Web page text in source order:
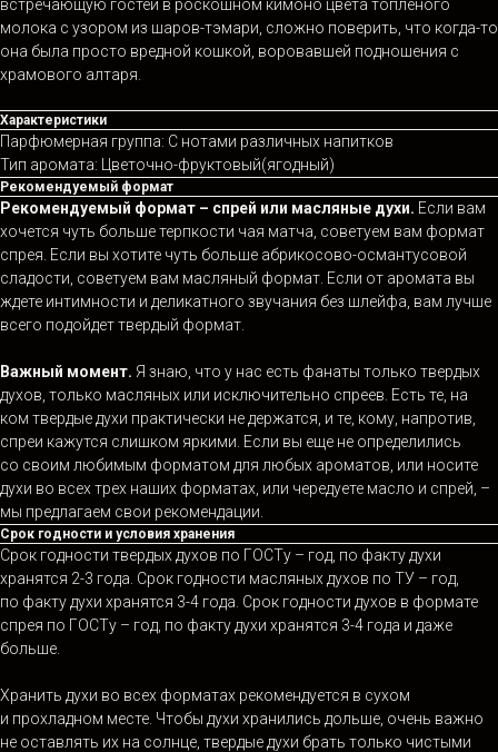
встречающую гостей в роскошном кимоно цвета топленого
молока с узором из шаров-тэмари, сложно поверить, что когда-то
она была просто вредной кошкой, воровавшей подношения с
храмового алтаря.
Характеристики
Парфюмерная группа: С нотами различных напитков
Тип аромата: Цветочно-фруктовый(ягодный)
Рекомендуемый формат
Рекомендуемый формат – спрей или масляные духи. Если вам
хочется чуть больше терпкости чая матча, советуем вам формат
спрея. Если вы хотите чуть больше абрикосово-османтусовой
сладости, советуем вам масляный формат. Если от аромата вы
ждете интимности и деликатного звучания без шлейфа, вам лучше
всего подойдет твердый формат.
Важный момент. Я знаю, что у нас есть фанаты только твердых
духов, только масляных или исключительно спреев. Есть те, на
ком твердые духи практически не держатся, и те, кому, напротив,
спреи кажутся слишком яркими. Если вы еще не определились
со своим любимым форматом для любых ароматов, или носите
духи во всех трех наших форматах, или чередуете масло и спрей, –
мы предлагаем свои рекомендации.
Срок годности и условия хранения
Срок годности твердых духов по ГОСТу – год, по факту духи
хранятся 2-3 года. Срок годности масляных духов по ТУ – год,
по факту духи хранятся 3-4 года. Срок годности духов в формате
спрея по ГОСТу – год, по факту духи хранятся 3-4 года и даже
больше.
Хранить духи во всех форматах рекомендуется в сухом
и прохладном месте. Чтобы духи хранились дольше, очень важно
не оставлять их на солнце, твердые духи брать только чистыми